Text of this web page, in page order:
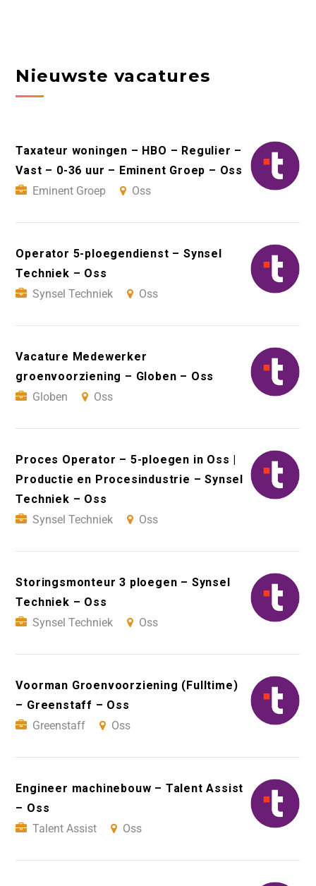
Nieuwste vacatures
Taxateur woningen – HBO – Regulier –
Vast – 0-36 uur – Eminent Groep – Oss
Eminent Groep
Oss
Operator 5-ploegendienst – Synsel
Techniek – Oss
Synsel Techniek
Oss
Vacature Medewerker
groenvoorziening – Globen – Oss
Globen
Oss
Proces Operator – 5-ploegen in Oss |
Productie en Procesindustrie – Synsel
Techniek – Oss
Synsel Techniek
Oss
Storingsmonteur 3 ploegen – Synsel
Techniek – Oss
Synsel Techniek
Oss
Voorman Groenvoorziening (Fulltime)
– Greenstaff – Oss
Greenstaff
Oss
Engineer machinebouw – Talent Assist
– Oss
Talent Assist
Oss